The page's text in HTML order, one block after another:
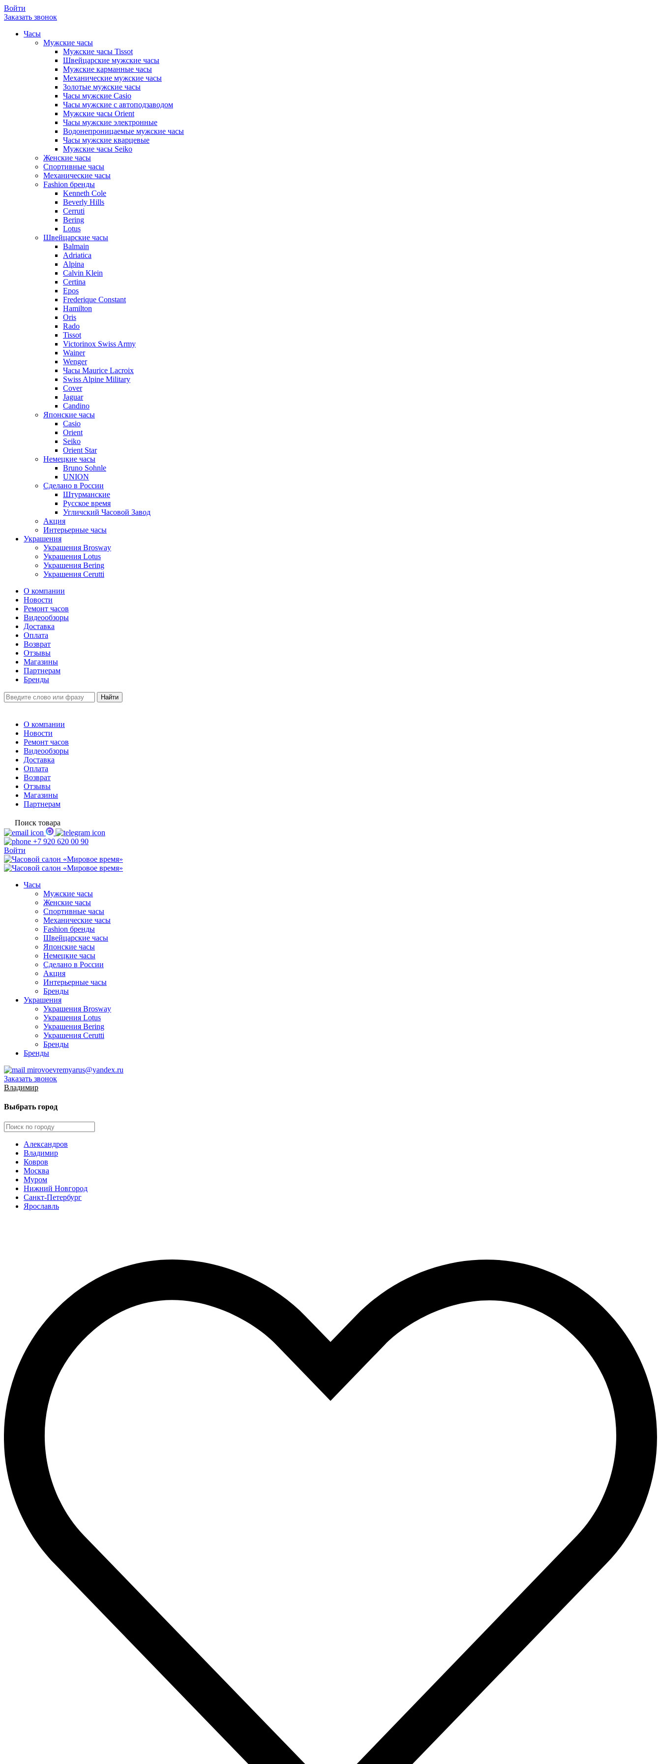
Войти
Заказать звонок
Часы
Мужские часы
Мужские часы Tissot
Швейцарские мужские часы
Мужские карманные часы
Механические мужские часы
Золотые мужские часы
Часы мужские Casio
Часы мужские с автоподзаводом
Мужские часы Orient
Часы мужские электронные
Водонепроницаемые мужские часы
Часы мужские кварцевые
Мужские часы Seiko
Женские часы
Спортивные часы
Механические часы
Fashion бренды
Kenneth Cole
Beverly Hills
Cerruti
Bering
Lotus
Швейцарские часы
Balmain
Adriatica
Alpina
Calvin Klein
Certina
Epos
Frederique Constant
Hamilton
Oris
Rado
Tissot
Victorinox Swiss Army
Wainer
Wenger
Часы Maurice Lacroix
Swiss Alpine Military
Cover
Jaguar
Candino
Японские часы
Casio
Orient
Seiko
Orient Star
Немецкие часы
Bruno Sohnle
UNION
Сделано в России
Штурманские
Русское время
Угличский Часовой Завод
Акция
Интерьерные часы
Украшения
Украшения Brosway
Украшения Lotus
Украшения Bering
Украшения Cerutti
О компании
Новости
Ремонт часов
Видеообзоры
Доставка
Оплата
Возврат
Отзывы
Магазины
Партнерам
Бренды
О компании
Новости
Ремонт часов
Видеообзоры
Доставка
Оплата
Возврат
Отзывы
Магазины
Партнерам
Поиск товара
+7 920 620 00 90
Войти
Часы
Мужские часы
Женские часы
Спортивные часы
Механические часы
Fashion бренды
Швейцарские часы
Японские часы
Немецкие часы
Сделано в России
Акция
Интерьерные часы
Бренды
Украшения
Украшения Brosway
Украшения Lotus
Украшения Bering
Украшения Cerutti
Бренды
Бренды
mirovoevremyarus@yandex.ru
Заказать звонок
Владимир
Выбрать город
Александров
Владимир
Ковров
Москва
Муром
Нижний Новгород
Санкт-Петербург
Ярославль